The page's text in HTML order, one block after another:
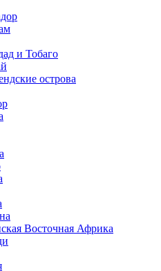
и Тобаго
острова
Восточная Африка